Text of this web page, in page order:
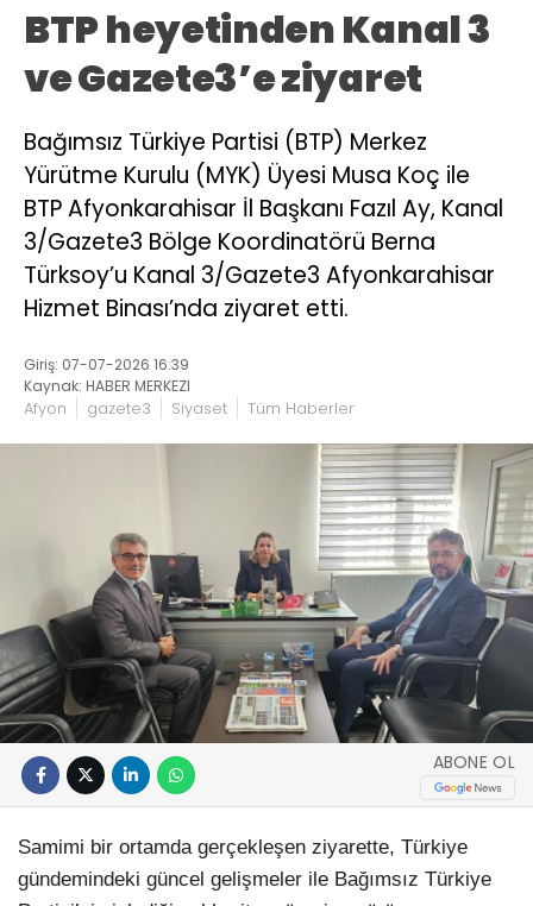
BTP heyetinden Kanal 3
ve Gazete3’e ziyaret
Bağımsız Türkiye Partisi (BTP) Merkez
Yürütme Kurulu (MYK) Üyesi Musa Koç ile
BTP Afyonkarahisar İl Başkanı Fazıl Ay, Kanal
3/Gazete3 Bölge Koordinatörü Berna
Türksoy’u Kanal 3/Gazete3 Afyonkarahisar
Hizmet Binası’nda ziyaret etti.
Giriş: 07-07-2026 16:39
Kaynak: HABER MERKEZI
Afyon gazete3 Siyaset Tüm Haberler
ABONE OL
Samimi bir ortamda gerçekleşen ziyarette, Türkiye
gündemindeki güncel gelişmeler ile Bağımsız Türkiye